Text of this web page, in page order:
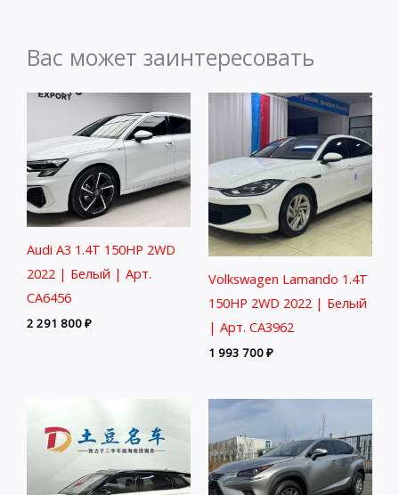
Вас может заинтересовать
Audi A3 1.4T 150HP 2WD
2022 | Белый | Арт.
CA6456
2 291 800₽
Volkswagen Lamando 1.4T
150HP 2WD 2022 | Белый
| Арт. CA3962
1 993 700₽